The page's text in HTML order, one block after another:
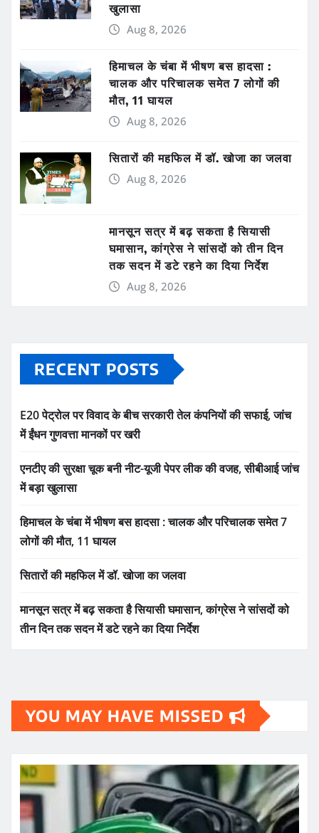
खुलासा
Aug 8, 2026
हिमाचल के चंबा में भीषण बस हादसा :
चालक और परिचालक समेत 7 लोगों की
मौत, 11 घायल
Aug 8, 2026
सितारों की महफिल में डॉ. खोजा का जलवा
Aug 8, 2026
मानसून सत्र में बढ़ सकता है सियासी
घमासान, कांग्रेस ने सांसदों को तीन दिन
तक सदन में डटे रहने का दिया निर्देश
Aug 8, 2026
RECENT POSTS
E20 पेट्रोल पर विवाद के बीच सरकारी तेल कंपनियों की सफाई, जांच
में ईंधन गुणवत्ता मानकों पर खरी
एनटीए की सुरक्षा चूक बनी नीट-यूजी पेपर लीक की वजह, सीबीआई जांच
में बड़ा खुलासा
हिमाचल के चंबा में भीषण बस हादसा : चालक और परिचालक समेत 7
लोगों की मौत, 11 घायल
सितारों की महफिल में डॉ. खोजा का जलवा
मानसून सत्र में बढ़ सकता है सियासी घमासान, कांग्रेस ने सांसदों को
तीन दिन तक सदन में डटे रहने का दिया निर्देश
YOU MAY HAVE MISSED